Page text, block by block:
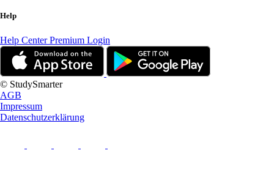
Help
Help CenterPremium Login
© StudySmarter
AGB
Impressum
Datenschutzerklärung